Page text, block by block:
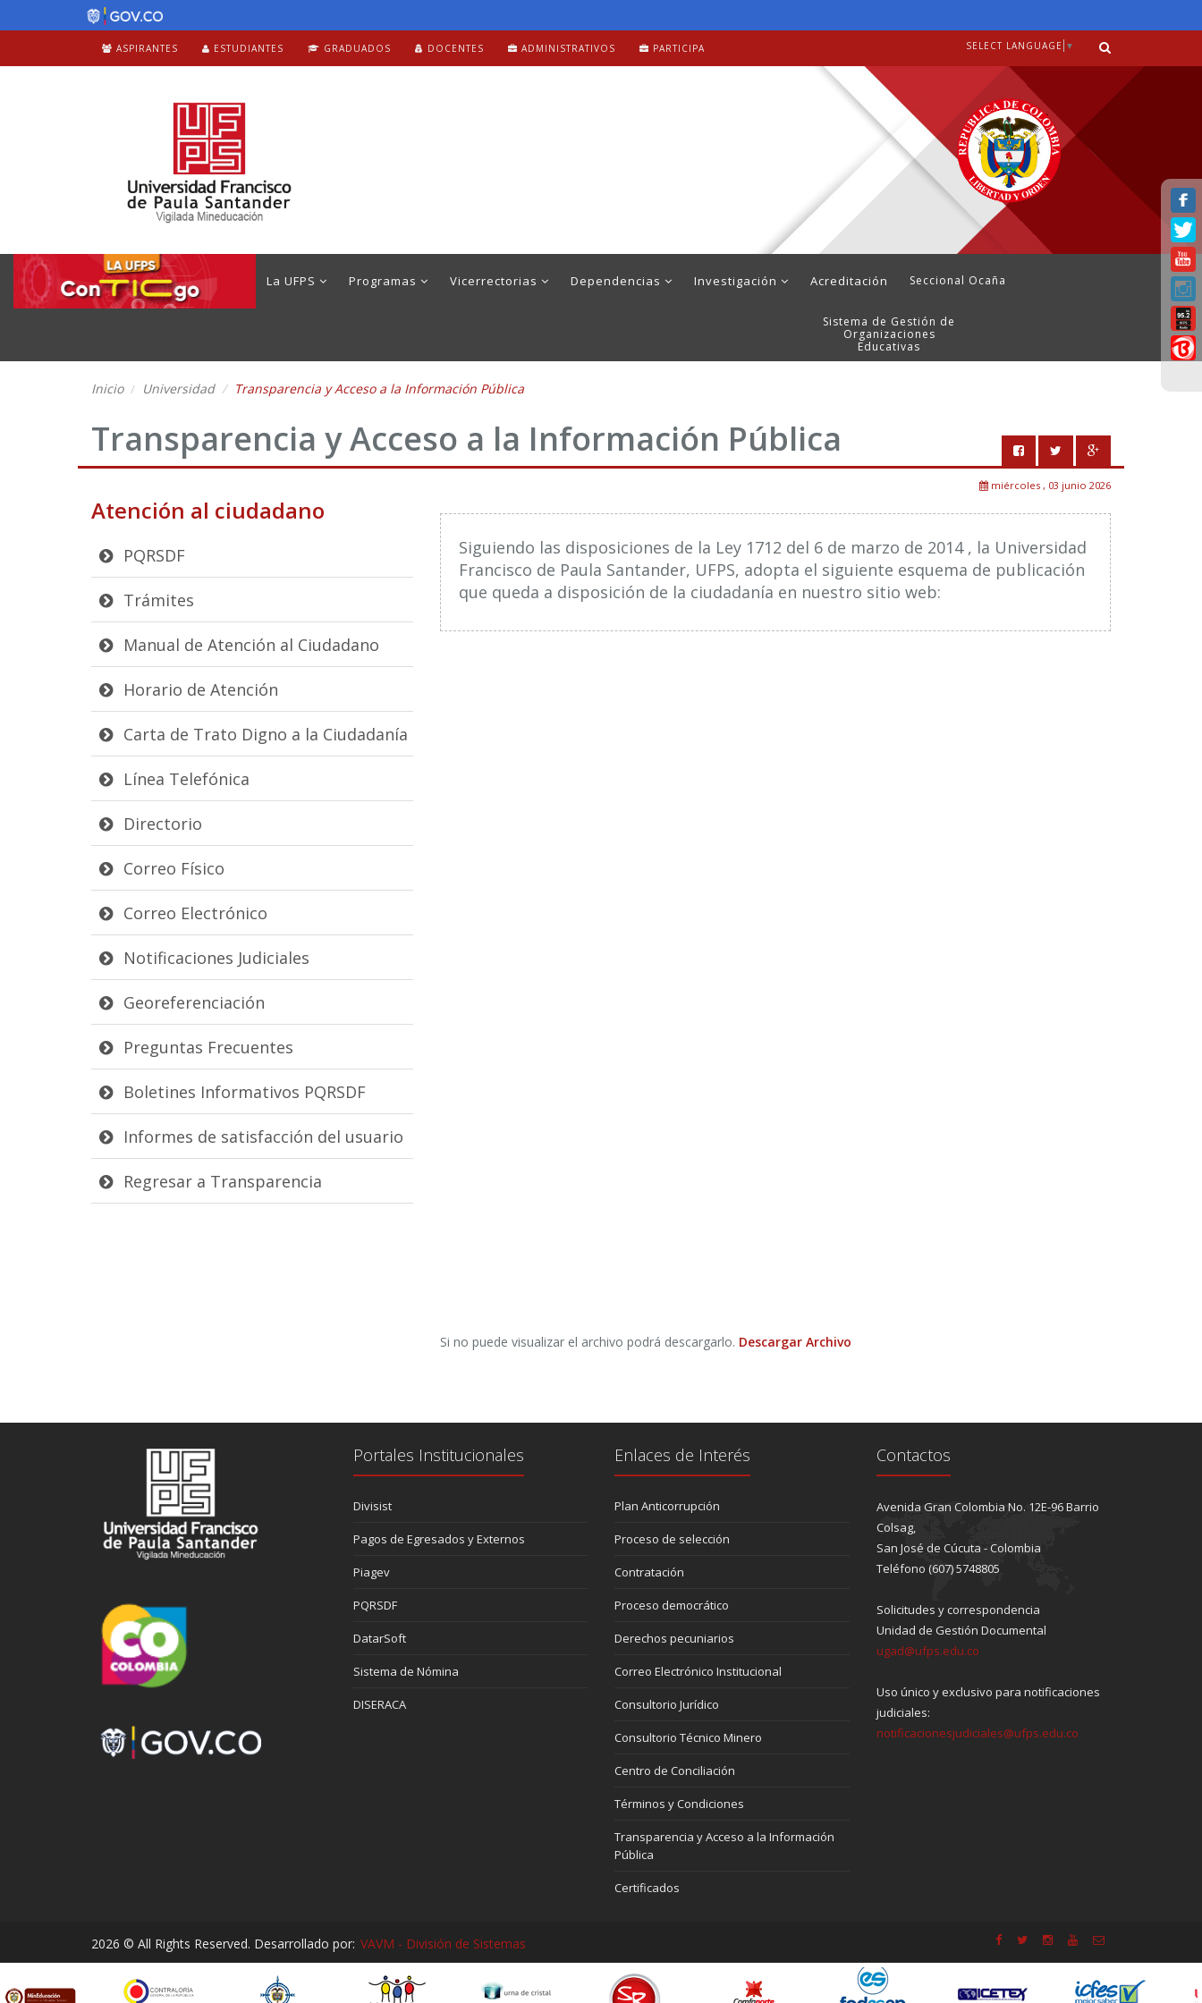
ASPIRANTES ESTUDIANTES GRADUADOS DOCENTES ADMINISTRATIVOS PARTICIPA SELECT LANGUAGE ▼
La UFPS Programas Vicerrectorias Dependencias Investigación Acreditación Seccional Ocaña
Sistema de Gestión de
Organizaciones
Educativas
Inicio Universidad Transparencia y Acceso a la Información Pública
Transparencia y Acceso a la Información Pública
Atención al ciudadano
PQRSDF
Trámites
Manual de Atención al Ciudadano
Horario de Atención
Carta de Trato Digno a la Ciudadanía
Línea Telefónica
Directorio
Correo Físico
Correo Electrónico
Notificaciones Judiciales
Georeferenciación
Preguntas Frecuentes
Boletines Informativos PQRSDF
Informes de satisfacción del usuario
Regresar a Transparencia
miércoles , 03 junio 2026
Siguiendo las disposiciones de la Ley 1712 del 6 de marzo de 2014 , la Universidad
Francisco de Paula Santander, UFPS, adopta el siguiente esquema de publicación
que queda a disposición de la ciudadanía en nuestro sitio web:
Si no puede visualizar el archivo podrá descargarlo. Descargar Archivo
Portales Institucionales
Divisist
Pagos de Egresados y Externos
Piagev
PQRSDF
DatarSoft
Sistema de Nómina
DISERACA
Enlaces de Interés
Plan Anticorrupción
Proceso de selección
Contratación
Proceso democrático
Derechos pecuniarios
Correo Electrónico Institucional
Consultorio Jurídico
Consultorio Técnico Minero
Centro de Conciliación
Términos y Condiciones
Transparencia y Acceso a la Información
Pública
Certificados
Contactos
Avenida Gran Colombia No. 12E-96 Barrio
Colsag,
San José de Cúcuta - Colombia
Teléfono (607) 5748805
Solicitudes y correspondencia
Unidad de Gestión Documental
ugad@ufps.edu.co
Uso único y exclusivo para notificaciones
judiciales:
notificacionesjudiciales@ufps.edu.co
2026 © All Rights Reserved. Desarrollado por: VAVM - División de Sistemas